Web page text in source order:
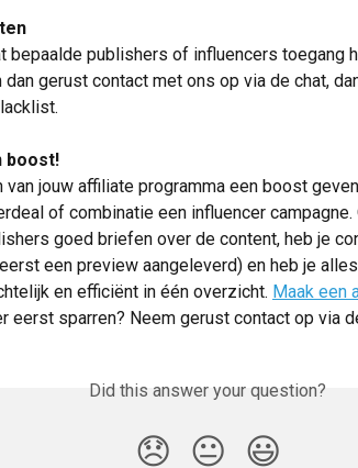
bepaalde publishers of influencers toegang
dan gerust contact met ons op via de chat,
boost!
jouw affiliate programma een boost
of combinatie een influencer
goed briefen over de content, heb je
een preview aangeleverd) en heb je
en efficiënt in één overzicht. Maak een
eerst sparren? Neem gerust contact op via
Did this answer your question?
😞 😐 😃